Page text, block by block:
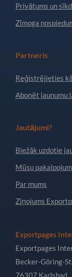
Privātums un
Zīmoga
Partneris
Reģistrējieties
Abonēt jaunumu
Jautājumi?
Biežāk uzdotie
Mūsu
Par mums
Ziņojums
Exportpages
Exportpages
Becker-Göring-
76307 Karlsbad